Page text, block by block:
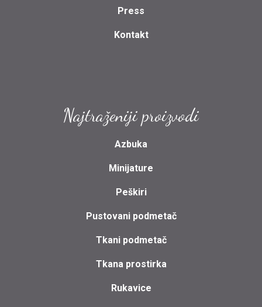
Press
Kontakt
Najtraženiji proizvodi
Azbuka
Minijature
Peškiri
Pustovani podmetač
Tkani podmetač
Tkana prostirka
Rukavice